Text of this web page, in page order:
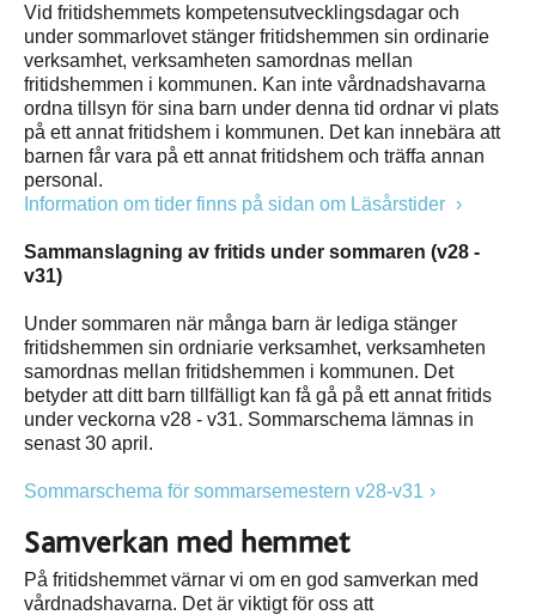
Vid fritidshemmets kompetensutvecklingsdagar och
under sommarlovet stänger fritidshemmen sin ordinarie
verksamhet, verksamheten samordnas mellan
fritidshemmen i kommunen. Kan inte vårdnadshavarna
ordna tillsyn för sina barn under denna tid ordnar vi plats
på ett annat fritidshem i kommunen. Det kan innebära att
barnen får vara på ett annat fritidshem och träffa annan
personal.
Information om tider finns på sidan om Läsårstider
Sammanslagning av fritids under sommaren (v28 -
v31)
Under sommaren när många barn är lediga stänger
fritidshemmen sin ordniarie verksamhet, verksamheten
samordnas mellan fritidshemmen i kommunen. Det
betyder att ditt barn tillfälligt kan få gå på ett annat fritids
under veckorna v28 - v31. Sommarschema lämnas in
senast 30 april.
Sommarschema för sommarsemestern v28-v31
Samverkan med hemmet
På fritidshemmet värnar vi om en god samverkan med
vårdnadshavarna. Det är viktigt för oss att